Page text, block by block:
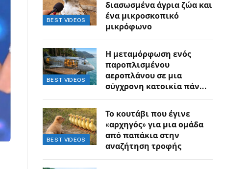
BEST VIDEOS
διασωσμένα άγρια ζώα και
ένα μικροσκοπικό
μικρόφωνο
BEST VIDEOS
Η μεταμόρφωση ενός
παροπλισμένου
αεροπλάνου σε μια
σύγχρονη κατοικία πάνω
BEST VIDEOS
Το κουτάβι που έγινε
«αρχηγός» για μια ομάδα
από παπάκια στην
αναζήτηση τροφής